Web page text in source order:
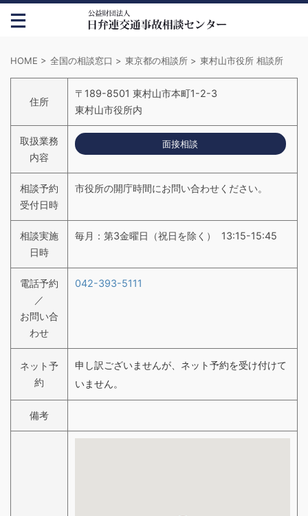
HOME > 全国の相談窓口 > 東京都の相談所 > 東村山市役所 相談所
住所
〒189-8501 東村山市本町1-2-3
東村山市役所内
取扱業務
内容
面接相談
相談予約
受付日時
市役所の開庁時間にお問い合わせください。
相談実施
日時
毎月：第3金曜日（祝日を除く） 13:15-15:45
電話予約
／
お問い合
わせ
042-393-5111
ネット予
約
申し訳ございませんが、ネット予約を受け付けて
いません。
備考